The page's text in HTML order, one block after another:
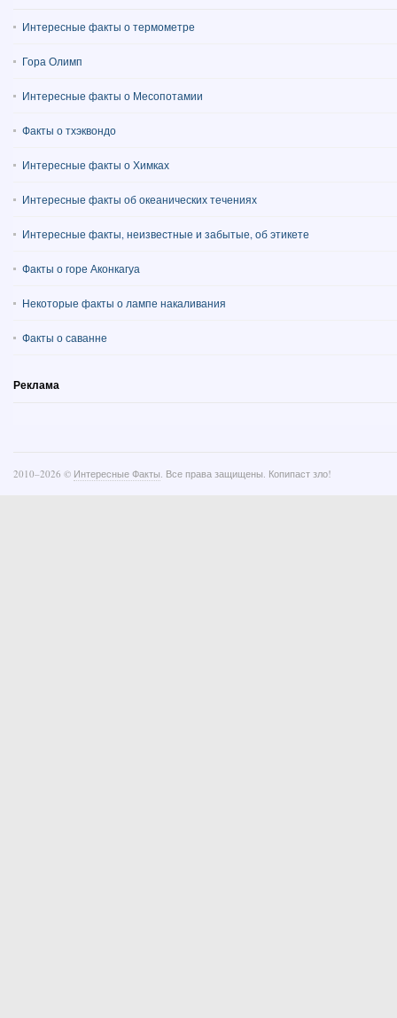
Интересные факты о термометре
Гора Олимп
Интересные факты о Месопотамии
Факты о тхэквондо
Интересные факты о Химках
Интересные факты об океанических течениях
Интересные факты, неизвестные и забытые, об этикете
Факты о горе Аконкагуа
Некоторые факты о лампе накаливания
Факты о саванне
Реклама
2010–2026 © Интересные Факты. Все права защищены. Копипаст зло!